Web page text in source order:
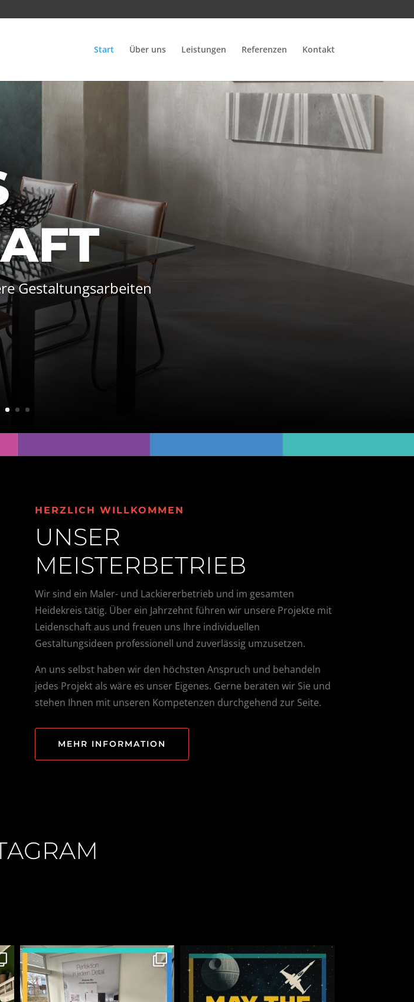
Start Über uns Leistungen Referenzen Kontakt
Gestaltungsarbeiten
HERZLICH WILLKOMMEN
UNSER
MEISTERBETRIEB
Wir sind ein Maler- und Lackiererbetrieb und im gesamten
Heidekreis tätig. Über ein Jahrzehnt führen wir unsere Projekte mit
Leidenschaft aus und freuen uns Ihre individuellen
Gestaltungsideen professionell und zuverlässig umzusetzen.
An uns selbst haben wir den höchsten Anspruch und behandeln
jedes Projekt als wäre es unser Eigenes. Gerne beraten wir Sie und
stehen Ihnen mit unseren Kompetenzen durchgehend zur Seite.
MEHR INFORMATION